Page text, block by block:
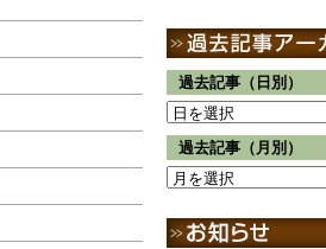
過去記事（日別）
過去記事（月別）